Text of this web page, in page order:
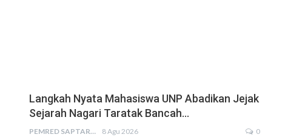
Langkah Nyata Mahasiswa UNP Abadikan Jejak
Sejarah Nagari Taratak Bancah…
PEMRED SAPTARIUS 8 Agu 2026 0